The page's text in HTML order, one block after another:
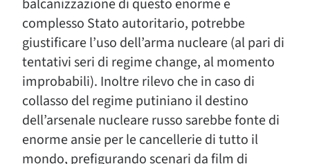
balcanizzazione di questo enorme e
complesso Stato autoritario, potrebbe
giustificare l’uso dell’arma nucleare (al pari di
tentativi seri di regime change, al momento
improbabili). Inoltre rilevo che in caso di
collasso del regime putiniano il destino
dell’arsenale nucleare russo sarebbe fonte di
enorme ansie per le cancellerie di tutto il
mondo, prefigurando scenari da film di